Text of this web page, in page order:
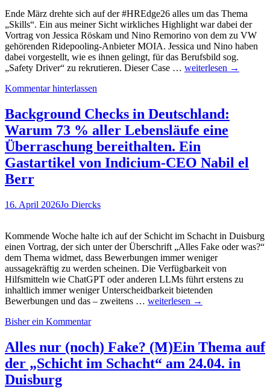
about
Skills…
Ende März drehte sich auf der #HREdge26 alles um das Thema
„Skills“. Ein aus meiner Sicht wirkliches Highlight war dabei der
Vortrag von Jessica Röskam und Nino Remorino von dem zu VW
gehörenden Ridepooling-Anbieter MOIA. Jessica und Nino haben
dabei vorgestellt, wie es ihnen gelingt, für das Berufsbild sog.
„Safety Driver“ zu rekrutieren. Dieser Case … Skills-
rekrutiert
man
Safety-
Driver,
Jessica
Röskam
weiterlesen →
Kommentar hinterlassen
Background Checks in Deutschland:
Warum 73 % aller Lebensläufe eine
Überraschung bereithalten. Ein
Gastartikel von Indicium-CEO Nabil el
Berr
16. April 2026Jo Diercks
Kommende Woche halte ich auf der Schicht im Schacht in Duisburg
einen Vortrag, der sich unter der Überschrift „Alles Fake oder was?“
dem Thema widmet, dass Bewerbungen immer weniger
aussagekräftig zu werden scheinen. Die Verfügbarkeit von
Hilfsmitteln wie ChatGPT oder anderen LLMs führt erstens zu
inhaltlich immer weniger Unterscheidbarkeit bietenden
Bewerbungen und das – zweitens … Background
Warum
73
%
weiterlesen →
Bisher ein Kommentar
Alles nur (noch) Fake? (M)Ein Thema auf
der „Schicht im Schacht“ am 24.04. in
Duisburg